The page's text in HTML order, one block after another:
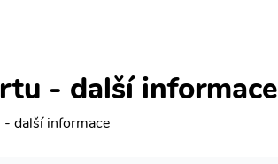
- další informace
- další informace